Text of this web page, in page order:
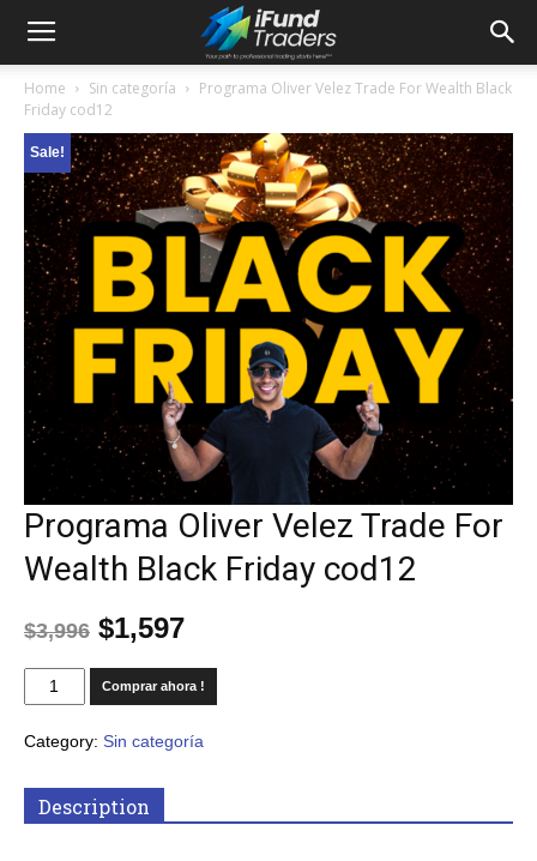
Home Sin categoría
Programa Oliver Velez Trade For Wealth Black
Friday cod12
Sale!
Programa Oliver Velez Trade For
Wealth Black Friday cod12
$3,996 $1,597
Comprar ahora !
Category: Sin categoría
Description